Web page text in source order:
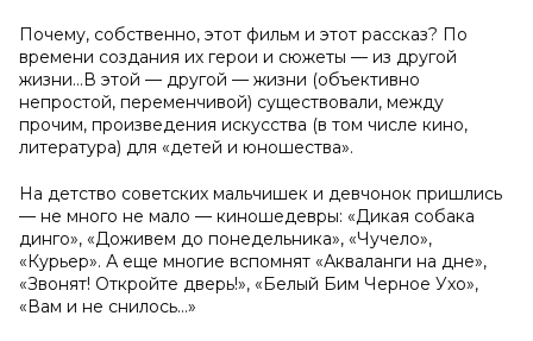
Почему, собственно, этот фильм и этот рассказ? По
времени создания их герои и сюжеты — из другой
жизни…В этой — другой — жизни (объективно
непростой, переменчивой) существовали, между
прочим, произведения искусства (в том числе кино,
литература) для «детей и юношества».
На детство советских мальчишек и девчонок пришлись
— не много не мало — киношедевры: «Дикая собака
динго», «Доживем до понедельника», «Чучело»,
«Курьер». А еще многие вспомнят «Акваланги на дне»,
«Звонят! Откройте дверь!», «Белый Бим Черное Ухо»,
«Вам и не снилось…»